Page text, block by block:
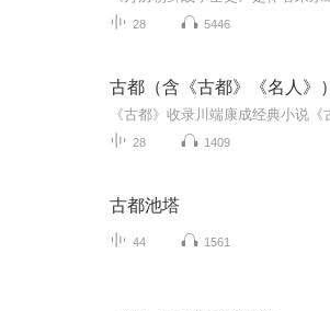
28 5446
古都（含《古都》《名人》）
28 1409
古都池塔
44 1561